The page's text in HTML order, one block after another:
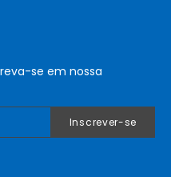
se em nossa
Inscrever-se